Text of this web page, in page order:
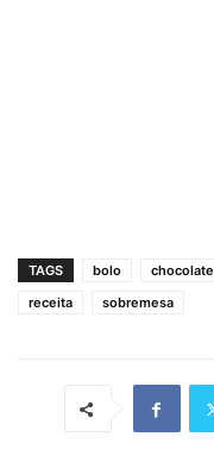
TAGS bolo chocolate
receita
sobremesa